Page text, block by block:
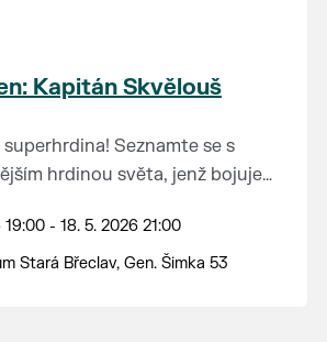
Kapitán Skvělouš
Seznamte se s
hrdinou světa, jenž bojuje
děti spát po večerce.
plný vnitřní síly,
muži často zdají být vnímaní
je hra o každodenním
19:00 - 18. 5. 2026 21:00
Stará Břeclav, Gen. Šimka 53